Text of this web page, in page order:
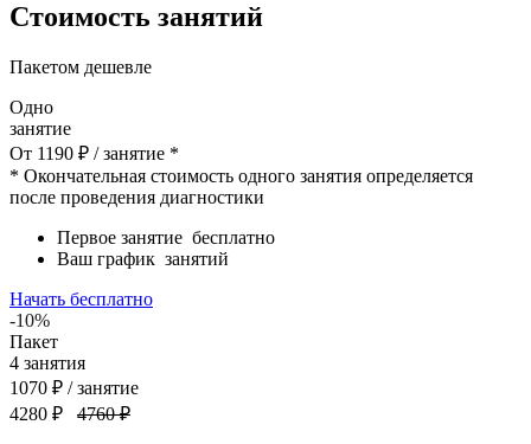
Стоимость занятий
Пакетом дешевле
Одно
занятие
От 1190 ₽ / занятие *
* Окончательная стоимость одного занятия определяется
после проведения диагностики
Первое занятие бесплатно
Ваш график занятий
Начать бесплатно
-10%
Пакет
4 занятия
1070 ₽ / занятие
4280 ₽
4760 ₽